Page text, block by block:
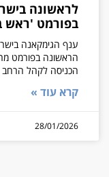
לראשונה
בפורמט 'ראש
ענף הגימקאנה
הראשונה בפורמט
הכניסה לקהל
קרא עוד »
28/01/2026